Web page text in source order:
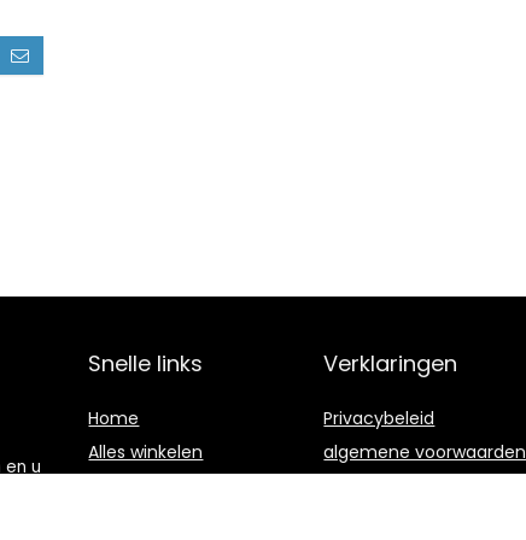
u
Snelle links
Home
Alles winkelen
Verklaringen
Privacybeleid
algemene voorwaarden